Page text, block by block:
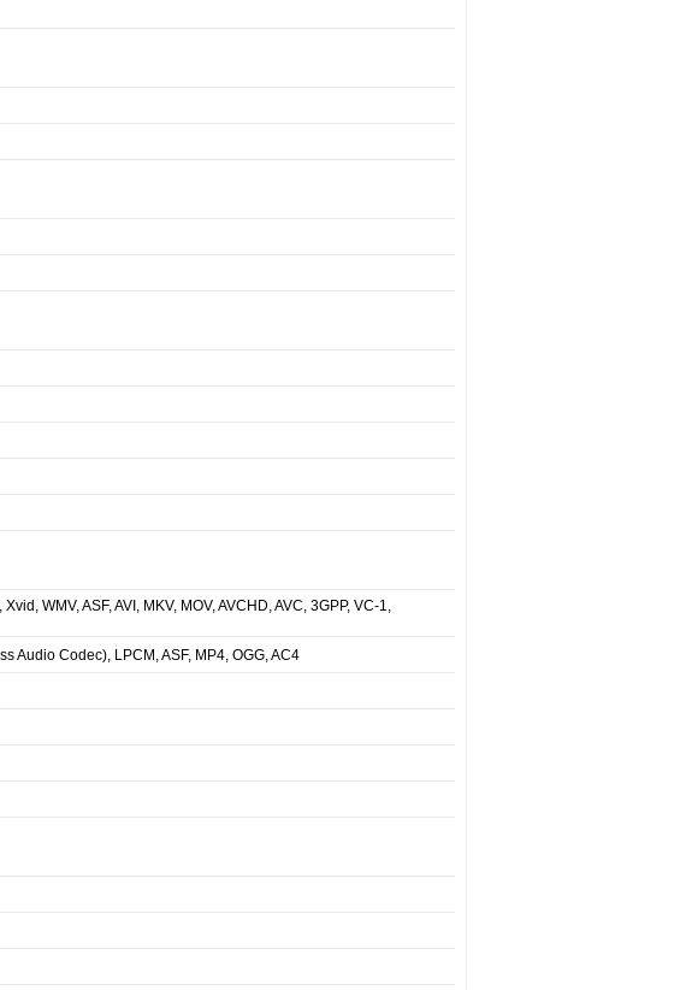
WMV, ASF, AVI, MKV, MOV, AVCHD, AVC, 3GPP, VC-1,
Audio Codec), LPCM, ASF, MP4, OGG, AC4